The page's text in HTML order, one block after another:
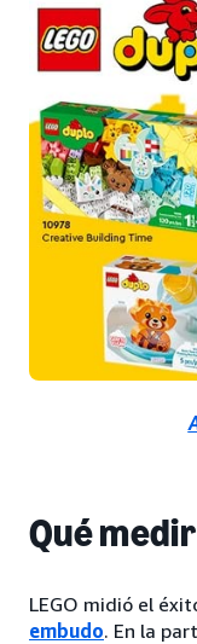
Qué medir
LEGO midió el
embudo. En la